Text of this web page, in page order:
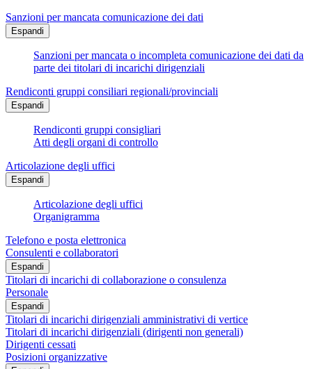
Sanzioni per mancata comunicazione dei dati
Espandi
Sanzioni per mancata o incompleta comunicazione dei dati da
parte dei titolari di incarichi dirigenziali
Rendiconti gruppi consiliari regionali/provinciali
Espandi
Rendiconti gruppi consigliari
Atti degli organi di controllo
Articolazione degli uffici
Espandi
Articolazione degli uffici
Organigramma
Telefono e posta elettronica
Consulenti e collaboratori
Espandi
Titolari di incarichi di collaborazione o consulenza
Personale
Espandi
Titolari di incarichi dirigenziali amministrativi di vertice
Titolari di incarichi dirigenziali (dirigenti non generali)
Dirigenti cessati
Posizioni organizzative